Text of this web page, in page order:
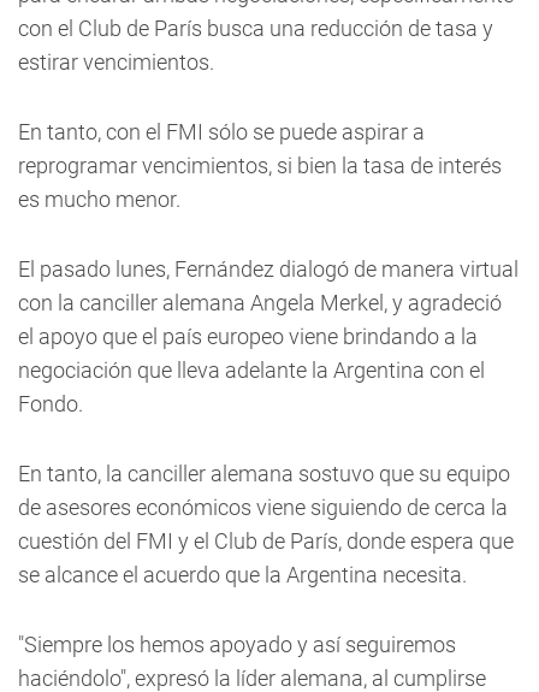
con el Club de París busca una reducción de tasa y
estirar vencimientos.
En tanto, con el FMI sólo se puede aspirar a
reprogramar vencimientos, si bien la tasa de interés
es mucho menor.
El pasado lunes, Fernández dialogó de manera virtual
con la canciller alemana Angela Merkel, y agradeció
el apoyo que el país europeo viene brindando a la
negociación que lleva adelante la Argentina con el
Fondo.
En tanto, la canciller alemana sostuvo que su equipo
de asesores económicos viene siguiendo de cerca la
cuestión del FMI y el Club de París, donde espera que
se alcance el acuerdo que la Argentina necesita.
"Siempre los hemos apoyado y así seguiremos
haciéndolo", expresó la líder alemana, al cumplirse